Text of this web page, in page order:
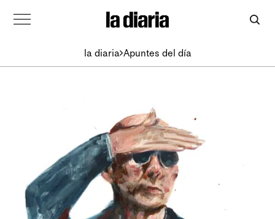
la diaria Apuntes del día